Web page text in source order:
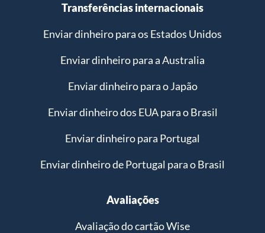
Transferências internacionais
Enviar dinheiro para os Estados Unidos
Enviar dinheiro para a Australia
Enviar dinheiro para o Japão
Enviar dinheiro dos EUA para o Brasil
Enviar dinheiro para Portugal
Enviar dinheiro de Portugal para o Brasil
Avaliações
Avaliação do cartão Wise